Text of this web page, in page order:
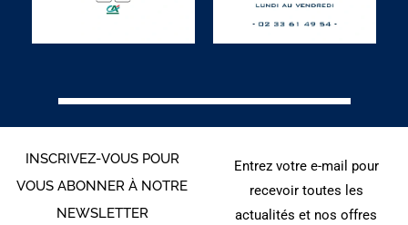
INSCRIVEZ-VOUS POUR
VOUS ABONNER À NOTRE
NEWSLETTER
Entrez votre e-mail pour
recevoir toutes les
actualités et nos offres